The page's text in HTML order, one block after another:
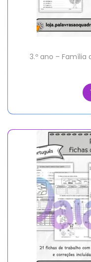
3.º ano – Família